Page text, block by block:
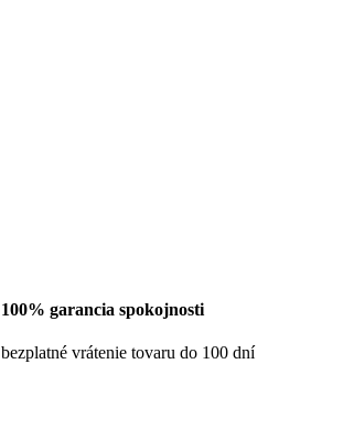
100% garancia spokojnosti
bezplatné vrátenie tovaru do 100 dní